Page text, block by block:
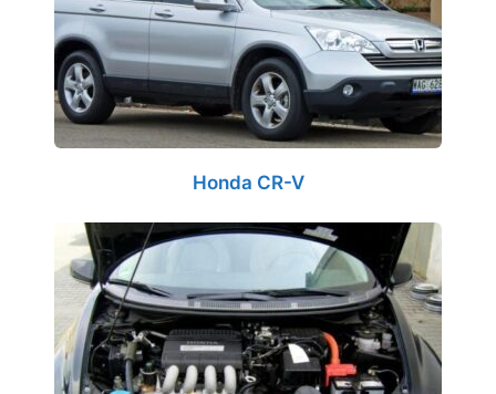
Honda CR-V